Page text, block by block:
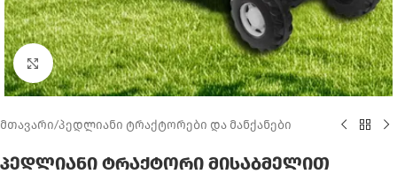
Click to enlarge
მთავარი/პედლიანი ტრაქტორები და მანქანები
პედლიანი ტრაქტორი მისაბმელით